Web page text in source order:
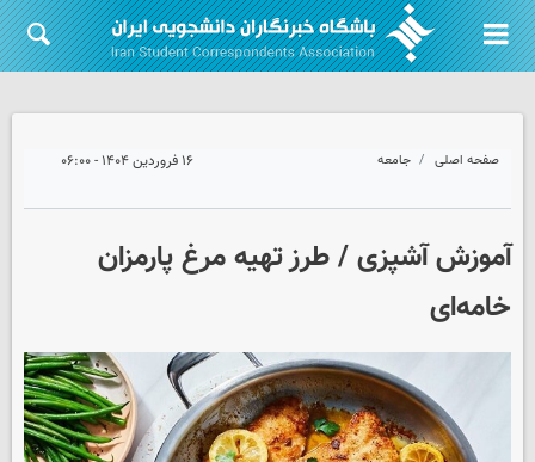
صفحه اصلی جامعه ۱۶ فروردین ۱۴۰۴ - ۰۶:۰۰
آموزش آشپزی / طرز تهیه مرغ پارمزان
خامه‌ای